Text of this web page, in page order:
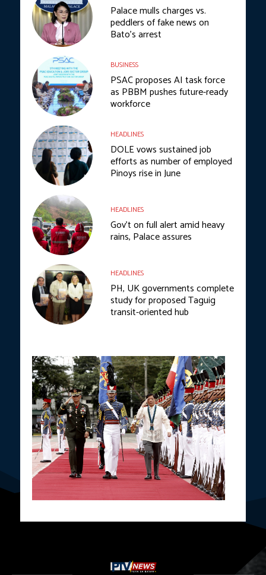
Palace mulls charges vs.
peddlers of fake news on
Bato’s arrest
BUSINESS
PSAC proposes AI task force
as PBBM pushes future-ready
workforce
HEADLINES
DOLE vows sustained job
efforts as number of employed
Pinoys rise in June
HEADLINES
Gov’t on full alert amid heavy
rains, Palace assures
HEADLINES
PH, UK governments complete
study for proposed Taguig
transit-oriented hub